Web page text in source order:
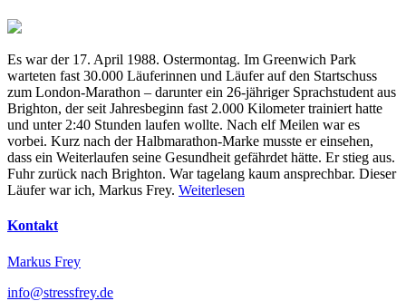
Es war der 17. April 1988. Ostermontag. Im Greenwich Park
warteten fast 30.000 Läuferinnen und Läufer auf den Startschuss
zum London-Marathon – darunter ein 26-jähriger Sprachstudent aus
Brighton, der seit Jahresbeginn fast 2.000 Kilometer trainiert hatte
und unter 2:40 Stunden laufen wollte. Nach elf Meilen war es
vorbei. Kurz nach der Halbmarathon-Marke musste er einsehen,
dass ein Weiterlaufen seine Gesundheit gefährdet hätte. Er stieg aus.
Fuhr zurück nach Brighton. War tagelang kaum ansprechbar. Dieser
Läufer war ich, Markus Frey. Weiterlesen
Kontakt
Markus Frey
info@stressfrey.de